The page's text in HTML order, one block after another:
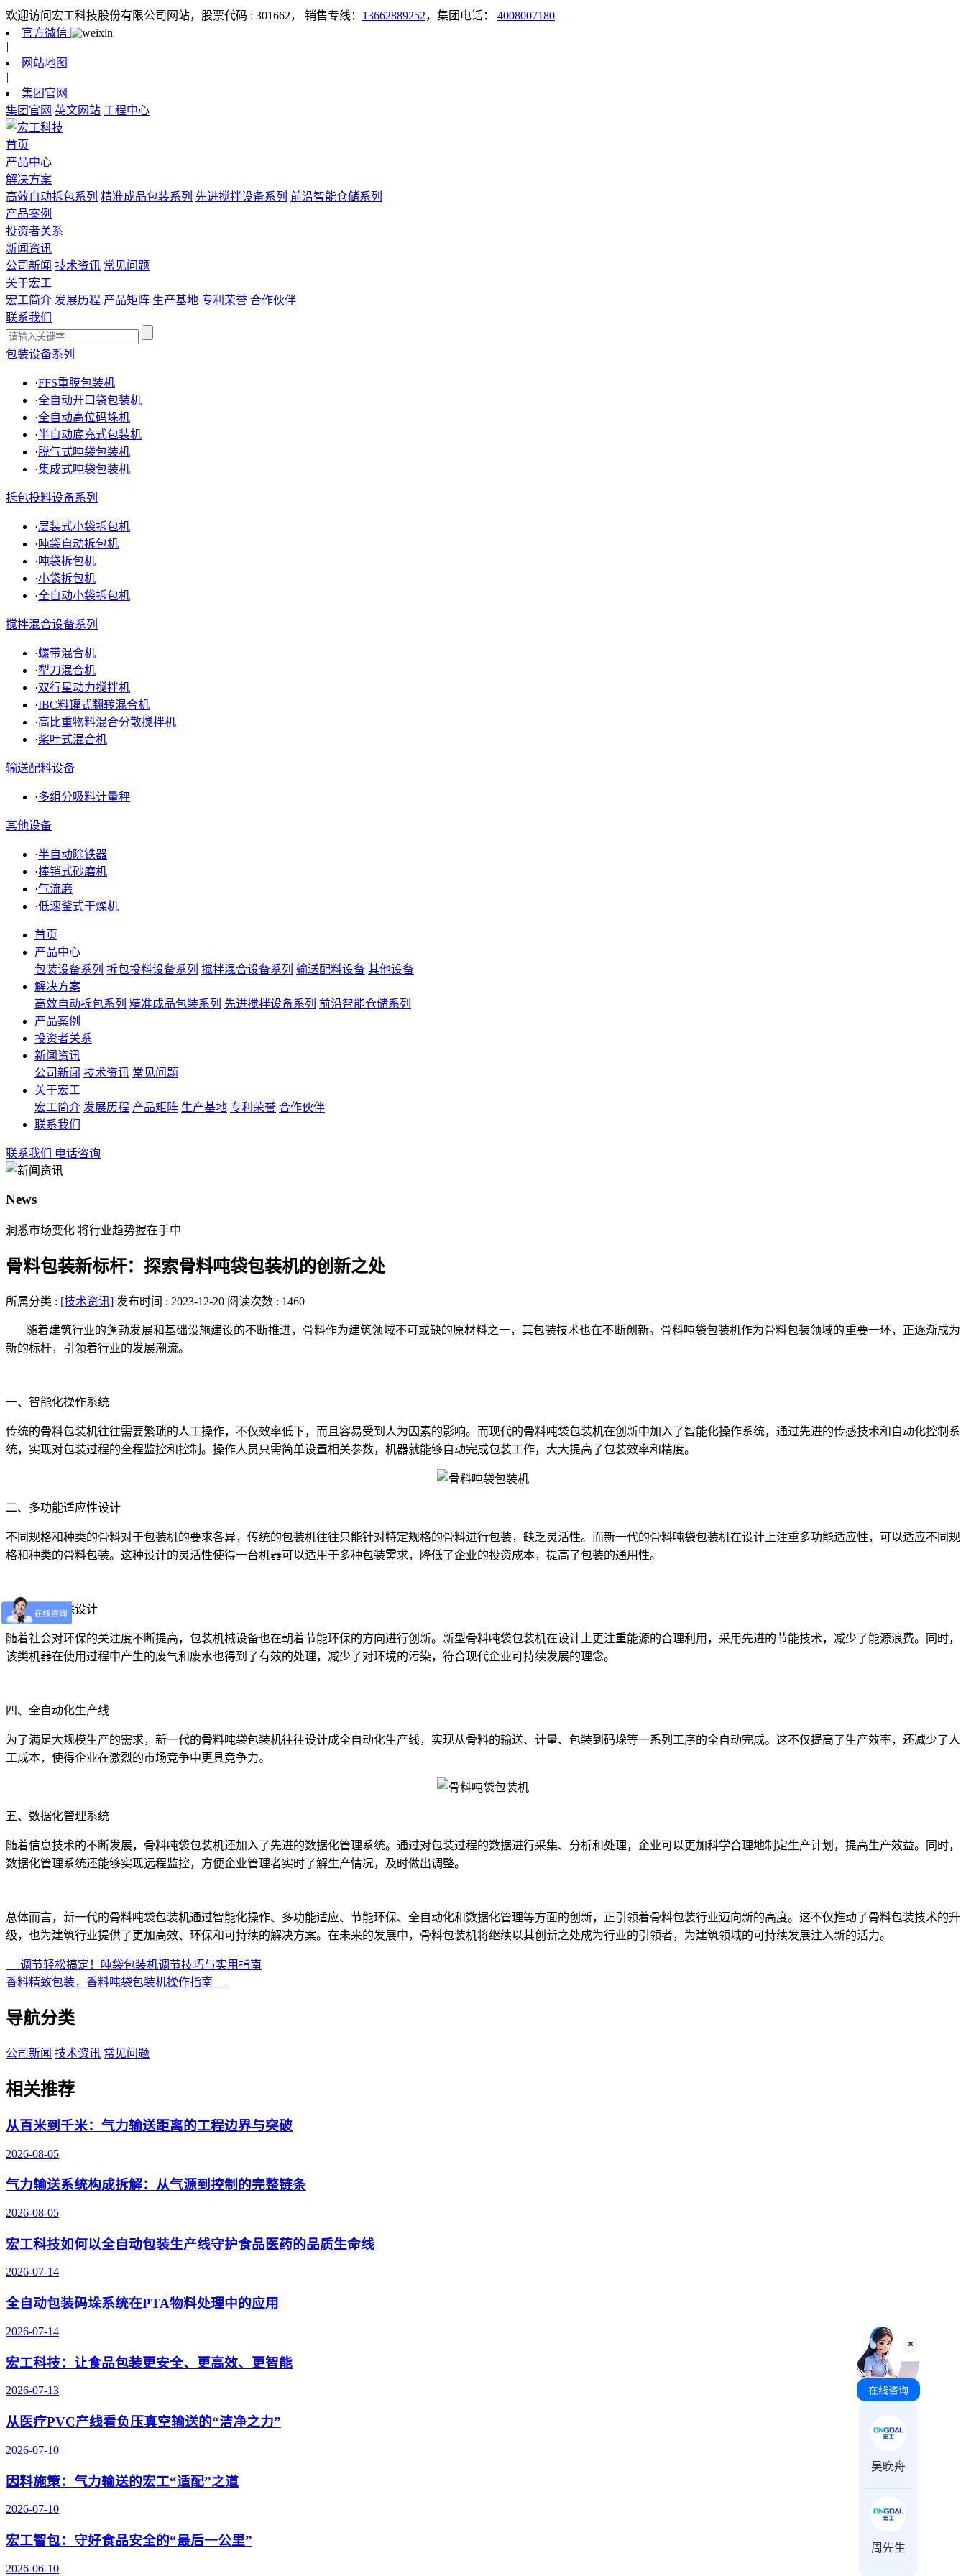
欢迎访问宏工科技股份有限公司网站，股票代码 : 301662， 销售专线： 13662889252，集团电话： 4008007180
官方微信
|
网站地图
|
集团官网
集团官网 英文网站 工程中心
首页
产品中心
解决方案
高效自动拆包系列 精准成品包装系列 先进搅拌设备系列 前沿智能仓储系列
产品案例
投资者关系
新闻资讯
公司新闻 技术资讯 常见问题
关于宏工
宏工简介 发展历程 产品矩阵 生产基地 专利荣誉 合作伙伴
联系我们
包装设备系列
·FFS重膜包装机
·全自动开口袋包装机
·全自动高位码垛机
·半自动底充式包装机
·脱气式吨袋包装机
·集成式吨袋包装机
拆包投料设备系列
·层装式小袋拆包机
·吨袋自动拆包机
·吨袋拆包机
·小袋拆包机
·全自动小袋拆包机
搅拌混合设备系列
·螺带混合机
·犁刀混合机
·双行星动力搅拌机
·IBC料罐式翻转混合机
·高比重物料混合分散搅拌机
·桨叶式混合机
输送配料设备
·多组分吸料计量秤
其他设备
·半自动除铁器
·棒销式砂磨机
·气流磨
·低速釜式干燥机
首页
产品中心
包装设备系列 拆包投料设备系列 搅拌混合设备系列 输送配料设备 其他设备
解决方案
高效自动拆包系列 精准成品包装系列 先进搅拌设备系列 前沿智能仓储系列
产品案例
投资者关系
新闻资讯
公司新闻 技术资讯 常见问题
关于宏工
宏工简介 发展历程 产品矩阵 生产基地 专利荣誉 合作伙伴
联系我们
联系我们 电话咨询
News
洞悉市场变化 将行业趋势握在手中
骨料包装新标杆：探索骨料吨袋包装机的创新之处
所属分类 : [技术资讯] 发布时间 : 2023-12-20 阅读次数 : 1460
随着建筑行业的蓬勃发展和基础设施建设的不断推进，骨料作为建筑领域不可或缺的原材料之一，其包装技术也在不断创新。骨料吨袋包装机作为骨料包装领域的重要一环，正逐渐成为
新的标杆，引领着行业的发展潮流。
一、智能化操作系统
传统的骨料包装机往往需要繁琐的人工操作，不仅效率低下，而且容易受到人为因素的影响。而现代的骨料吨袋包装机在创新中加入了智能化操作系统，通过先进的传感技术和自动化控制系
统，实现对包装过程的全程监控和控制。操作人员只需简单设置相关参数，机器就能够自动完成包装工作，大大提高了包装效率和精度。
二、多功能适应性设计
不同规格和种类的骨料对于包装机的要求各异，传统的包装机往往只能针对特定规格的骨料进行包装，缺乏灵活性。而新一代的骨料吨袋包装机在设计上注重多功能适应性，可以适应不同规
格和种类的骨料包装。这种设计的灵活性使得一台机器可以适用于多种包装需求，降低了企业的投资成本，提高了包装的通用性。
三、节能环保设计
随着社会对环保的关注度不断提高，包装机械设备也在朝着节能环保的方向进行创新。新型骨料吨袋包装机在设计上更注重能源的合理利用，采用先进的节能技术，减少了能源浪费。同时，
该类机器在使用过程中产生的废气和废水也得到了有效的处理，减少了对环境的污染，符合现代企业可持续发展的理念。
四、全自动化生产线
为了满足大规模生产的需求，新一代的骨料吨袋包装机往往设计成全自动化生产线，实现从骨料的输送、计量、包装到码垛等一系列工序的全自动完成。这不仅提高了生产效率，还减少了人
工成本，使得企业在激烈的市场竞争中更具竞争力。
五、数据化管理系统
随着信息技术的不断发展，骨料吨袋包装机还加入了先进的数据化管理系统。通过对包装过程的数据进行采集、分析和处理，企业可以更加科学合理地制定生产计划，提高生产效益。同时，
数据化管理系统还能够实现远程监控，方便企业管理者实时了解生产情况，及时做出调整。
总体而言，新一代的骨料吨袋包装机通过智能化操作、多功能适应、节能环保、全自动化和数据化管理等方面的创新，正引领着骨料包装行业迈向新的高度。这不仅推动了骨料包装技术的升
级，也为建筑行业提供了更加高效、环保和可持续的解决方案。在未来的发展中，骨料包装机将继续以其创新之处成为行业的引领者，为建筑领域的可持续发展注入新的活力。
调节轻松搞定！吨袋包装机调节技巧与实用指南
香料精致包装，香料吨袋包装机操作指南
导航分类
公司新闻 技术资讯 常见问题
相关推荐
从百米到千米：气力输送距离的工程边界与突破
2026-08-05
气力输送系统构成拆解：从气源到控制的完整链条
2026-08-05
宏工科技如何以全自动包装生产线守护食品医药的品质生命线
2026-07-14
全自动包装码垛系统在PTA物料处理中的应用
2026-07-14
宏工科技：让食品包装更安全、更高效、更智能
2026-07-13
从医疗PVC产线看负压真空输送的“洁净之力”
2026-07-10
因料施策：气力输送的宏工“适配”之道
2026-07-10
宏工智包：守好食品安全的“最后一公里”
2026-06-10
吴晚舟
周先生